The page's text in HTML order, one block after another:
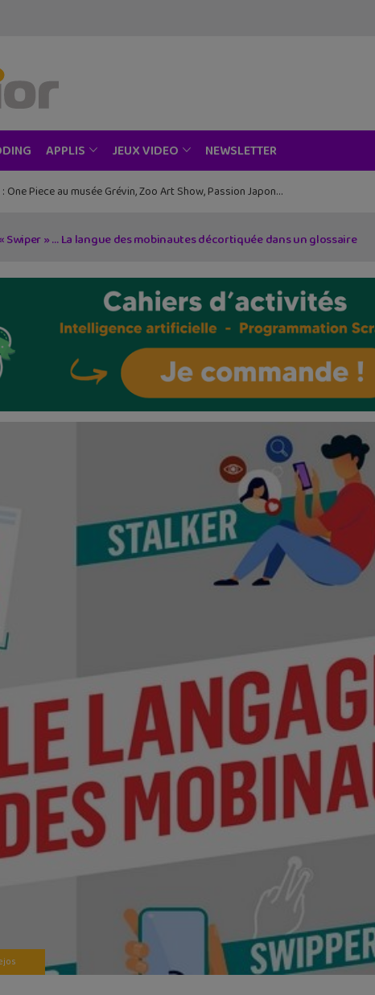
APPLIS JEUX VIDEO NEWSLETTER
One Piece au musée Grévin, Zoo Art Show, Passion Japon…
Swiper » … La langue des mobinautes décortiquée dans un glossaire